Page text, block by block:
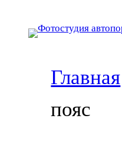
Главная
пояс